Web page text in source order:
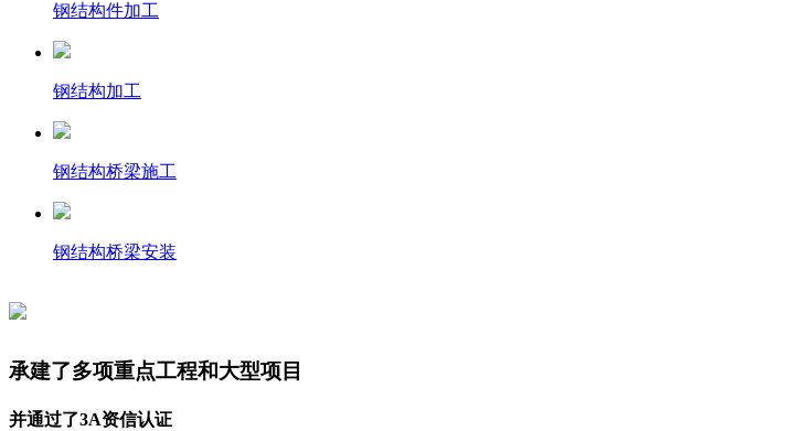
钢结构件加工
钢结构加工
钢结构桥梁施工
钢结构桥梁安装
承建了多项重点工程和大型项目
并通过了3A资信认证